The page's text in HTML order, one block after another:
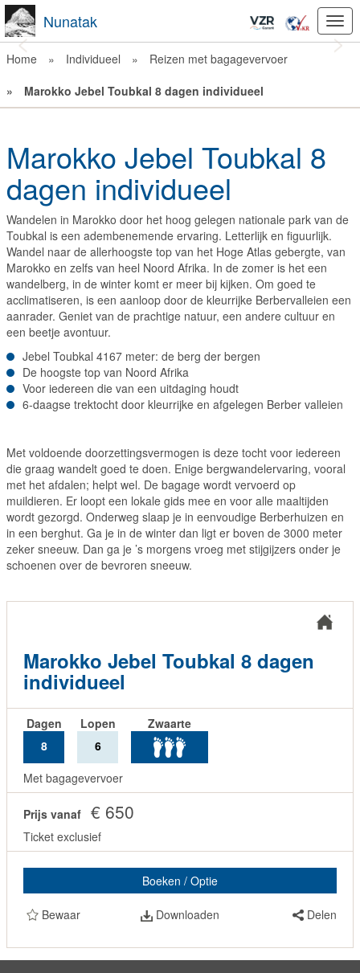
Nunatak
Previous
Home » Individueel »
Reizen met bagagevervoer
»
Marokko Jebel Toubkal 8 dagen individueel
Marokko Jebel Toubkal 8
dagen individueel
Wandelen in Marokko door het hoog gelegen nationale park van de
Toubkal is een adembenemende ervaring. Letterlijk en figuurlijk.
Wandel naar de allerhoogste top van het Hoge Atlas gebergte, van
Marokko en zelfs van heel Noord Afrika. In de zomer is het een
wandelberg, in de winter komt er meer bij kijken. Om goed te
acclimatiseren, is een aanloop door de kleurrijke Berbervalleien een
aanrader. Geniet van de prachtige natuur, een andere cultuur en
een beetje avontuur.
Jebel Toubkal 4167 meter: de berg der bergen
De hoogste top van Noord Afrika
Voor iedereen die van een uitdaging houdt
6-daagse trektocht door kleurrijke en afgelegen Berber valleien
Met voldoende doorzettingsvermogen is deze tocht voor iedereen
die graag wandelt goed te doen. Enige bergwandelervaring, vooral
met het afdalen; helpt wel. De bagage wordt vervoerd op
muildieren. Er loopt een lokale gids mee en voor alle maaltijden
wordt gezorgd. Onderweg slaap je in eenvoudige Berberhuizen en
in een berghut. Ga je in de winter dan ligt er boven de 3000 meter
zeker sneeuw. Dan ga je ’s morgens vroeg met stijgijzers onder je
schoenen over de bevroren sneeuw.
Marokko Jebel Toubkal 8 dagen
individueel
Dagen
8
Lopen
6
Zwaarte
Met bagagevervoer
Prijs vanaf € 650
Ticket exclusief
Boeken / Optie
Bewaar Downloaden Delen